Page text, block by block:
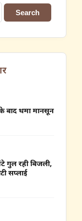
बाद थमा मानसून
गुल रही बिजली,
सप्लाई